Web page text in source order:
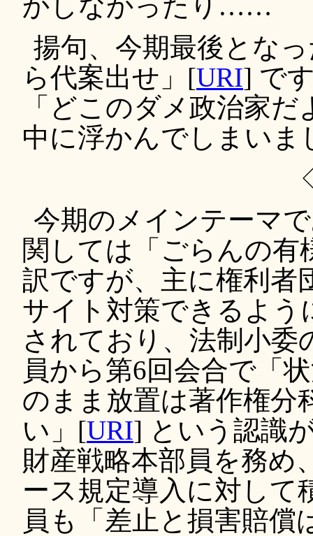
揚句、今期最後とな
ら代案出せ」[URI] で
「どこのダメ政治家
中に浮かんでしまいま
今期のメインテーマ
関しては「ごらんの
訳ですが、主に権利者
サイト対策できるよう
されており、法制小委
員から第6回会合で「
のまま放置は著作権分
い」[URI] という認識
財産戦略本部員を務め
ース規定導入に対して
員も「差止と損害賠償